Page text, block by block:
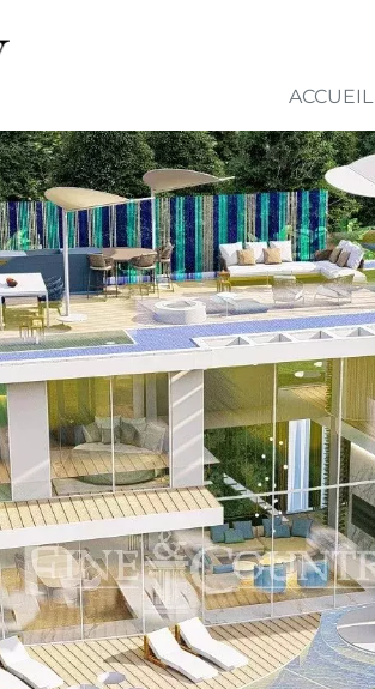
ACCUEIL